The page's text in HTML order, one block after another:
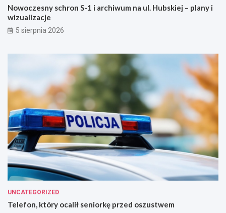
Nowoczesny schron S-1 i archiwum na ul. Hubskiej – plany i
wizualizacje
5 sierpnia 2026
UNCATEGORIZED
Telefon, który ocalił seniorkę przed oszustwem